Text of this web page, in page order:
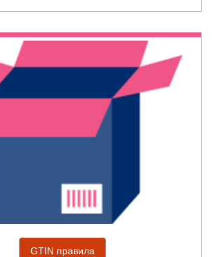
GTIN правила